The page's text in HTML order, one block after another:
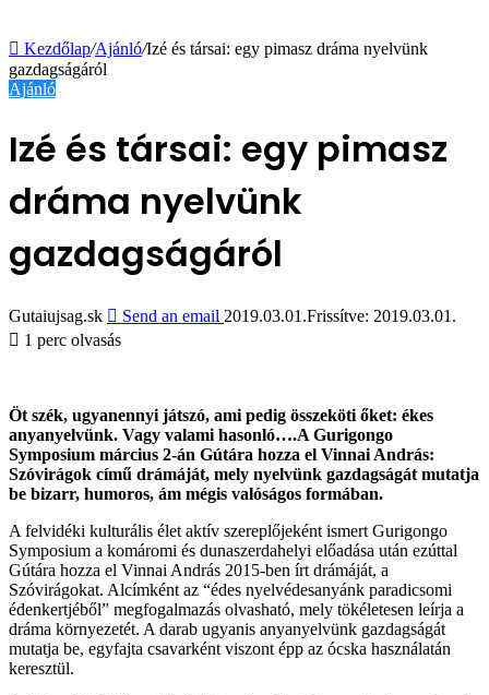
Kezdőlap/Ajánló/Izé és társai: egy pimasz dráma nyelvünk
gazdagságáról
Ajánló
Izé és társai: egy pimasz
dráma nyelvünk
gazdagságáról
Gutaiujsag.sk Send an email 2019.03.01.Frissítve: 2019.03.01.
1 perc olvasás
Öt szék, ugyanennyi játszó, ami pedig összeköti őket: ékes
anyanyelvünk. Vagy valami hasonló….A Gurigongo
Symposium március 2-án Gútára hozza el Vinnai András:
Szóvirágok című drámáját, mely nyelvünk gazdagságát mutatja
be bizarr, humoros, ám mégis valóságos formában.
A felvidéki kulturális élet aktív szereplőjeként ismert Gurigongo
Symposium a komáromi és dunaszerdahelyi előadása után ezúttal
Gútára hozza el Vinnai András 2015-ben írt drámáját, a
Szóvirágokat. Alcímként az “édes nyelvédesanyánk paradicsomi
édenkertjéből” megfogalmazás olvasható, mely tökéletesen leírja a
dráma környezetét. A darab ugyanis anyanyelvünk gazdagságát
mutatja be, egyfajta csavarként viszont épp az ócska használatán
keresztül.